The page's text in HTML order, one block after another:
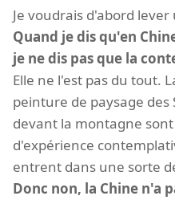
Je voudrais d'abord
Quand je dis qu'en
je ne dis pas que la
Elle ne l'est pas du tout.
peinture de paysage
devant la montagne
d'expérience
entrent dans une sorte
Donc non, la Chine n'a